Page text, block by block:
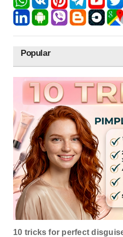
Popular
10 tricks for perfect